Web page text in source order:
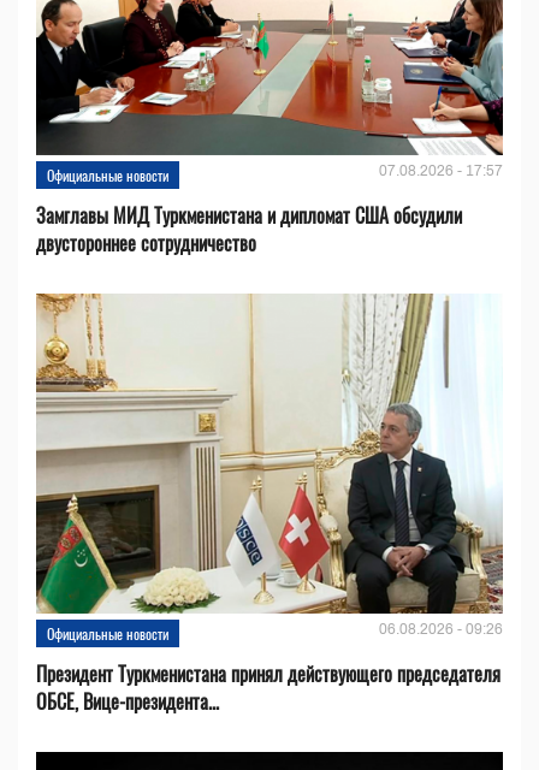
Официальные новости 07.08.2026 - 17:57
Замглавы МИД Туркменистана и дипломат США обсудили
двустороннее сотрудничество
Официальные новости 06.08.2026 - 09:26
Президент Туркменистана принял действующего председателя
ОБСЕ, Вице-президента...